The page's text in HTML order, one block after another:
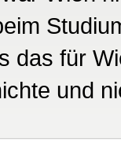
das für
und